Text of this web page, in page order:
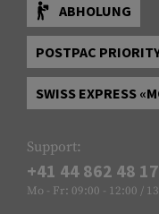
ABHOLUNG
POSTPAC
SWISS EXPRESS
Support:
+41 44 862 48 17
Mo - Fr: 09:00 - 12:00 /